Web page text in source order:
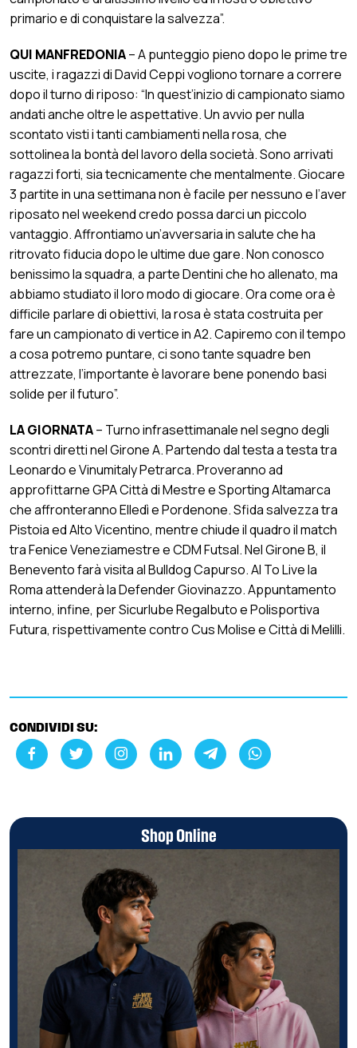
primario e di conquistare la salvezza”.
QUI MANFREDONIA– A punteggio pieno dopo le prime tre
uscite, i ragazzi di David Ceppi vogliono tornare a correre
dopo il turno di riposo: “In quest’inizio di campionato siamo
andati anche oltre le aspettative. Un avvio per nulla
scontato visti i tanti cambiamenti nella rosa, che
sottolinea la bontà del lavoro della società. Sono arrivati
ragazzi forti, sia tecnicamente che mentalmente. Giocare
3 partite in una settimana non è facile per nessuno e l’aver
riposato nel weekend credo possa darci un piccolo
vantaggio. Affrontiamo un’avversaria in salute che ha
ritrovato fiducia dopo le ultime due gare. Non conosco
benissimo la squadra, a parte Dentini che ho allenato, ma
abbiamo studiato il loro modo di giocare. Ora come ora è
difficile parlare di obiettivi, la rosa è stata costruita per
fare un campionato di vertice in A2. Capiremo con il tempo
a cosa potremo puntare, ci sono tante squadre ben
attrezzate, l’importante è lavorare bene ponendo basi
solide per il futuro”.
LA GIORNATA– Turno infrasettimanale nel segno degli
scontri diretti nel Girone A. Partendo dal testa a testa tra
Leonardo e Vinumitaly Petrarca. Proveranno ad
approfittarne GPA Città di Mestre e Sporting Altamarca
che affronteranno Elledì e Pordenone. Sfida salvezza tra
Pistoia ed Alto Vicentino, mentre chiude il quadro il match
tra Fenice Veneziamestre e CDM Futsal. Nel Girone B, il
Benevento farà visita al Bulldog Capurso. Al To Live la
Roma attenderà la Defender Giovinazzo. Appuntamento
interno, infine, per Sicurlube Regalbuto e Polisportiva
Futura, rispettivamente contro Cus Molise e Città di Melilli.
CONDIVIDI SU:
Shop Online